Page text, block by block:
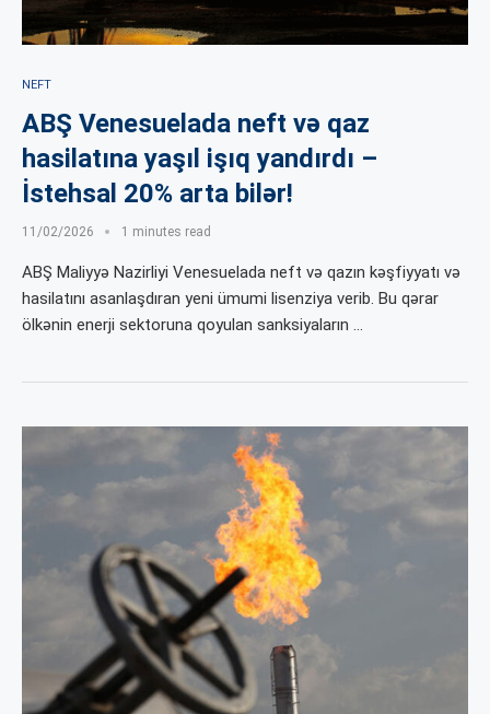
NEFT
ABŞ Venesuelada neft və qaz
hasilatına yaşıl işıq yandırdı –
İstehsal 20% arta bilər!
11/02/2026 1 minutes read
ABŞ Maliyyə Nazirliyi Venesuelada neft və qazın kəşfiyyatı və
hasilatını asanlaşdıran yeni ümumi lisenziya verib. Bu qərar
ölkənin enerji sektoruna qoyulan sanksiyaların …